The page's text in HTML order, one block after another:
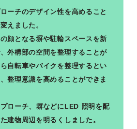
ーチのデザイン性を高めること
えました。
顔となる塀や駐輪スペースを新
外構部の空間を整理することが
自転車やバイクを整理するとい
整理意識を高めることができま
ローチ、塀などにLED 照明を配
建物周辺を明るくしました。